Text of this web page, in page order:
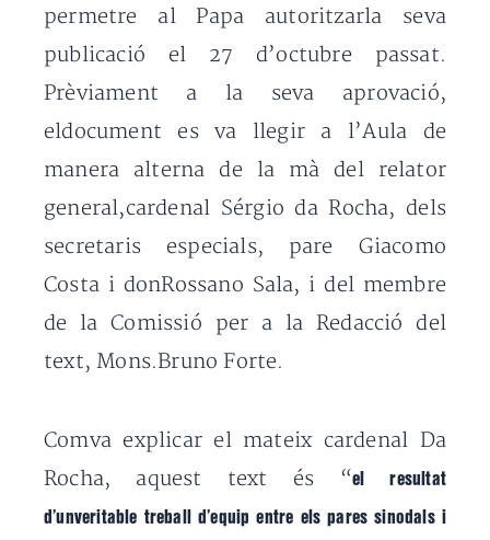
permetre al Papa autoritzarla seva
publicació el 27 d’octubre passat.
Prèviament a la seva aprovació,
eldocument es va llegir a l’Aula de
manera alterna de la mà del relator
general,cardenal Sérgio da Rocha, dels
secretaris especials, pare Giacomo
Costa i donRossano Sala, i del membre
de la Comissió per a la Redacció del
text, Mons.Bruno Forte.
Comva explicar el mateix cardenal Da
Rocha, aquest text és “el resultat
d’unveritable treball d’equip entre els pares sinodals i